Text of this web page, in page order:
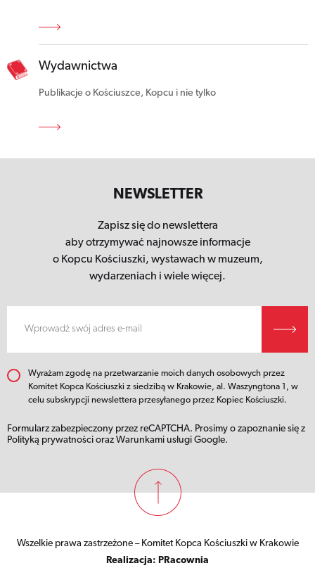
Wydawnictwa
Publikacje o Kościuszce, Kopcu i nie tylko
NEWSLETTER
Zapisz się do newslettera
aby otrzymywać najnowsze informacje
o Kopcu Kościuszki, wystawach w muzeum,
wydarzeniach i wiele więcej.
Wyrażam zgodę na przetwarzanie moich danych osobowych przez
Komitet Kopca Kościuszki z siedzibą w Krakowie, al. Waszyngtona 1, w
celu subskrypcji newslettera przesyłanego przez Kopiec Kościuszki.
Formularz zabezpieczony przez reCAPTCHA. Prosimy o zapoznanie się z
Polityką prywatności oraz Warunkami usługi Google.
Wszelkie prawa zastrzeżone – Komitet Kopca Kościuszki w Krakowie
Realizacja: PRacownia